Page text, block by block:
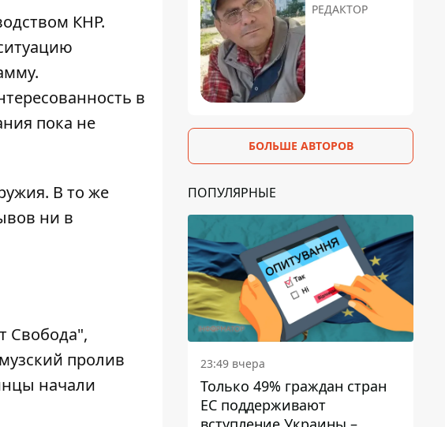
КНР.
в
пока не
В то же
ни в
Свобода",
пролив
начали
РЕДАКТОР
БОЛЬШЕ АВТОРОВ
ПОПУЛЯРНЫЕ
23:49 вчера
Только 49% граждан стран
ЕС поддерживают